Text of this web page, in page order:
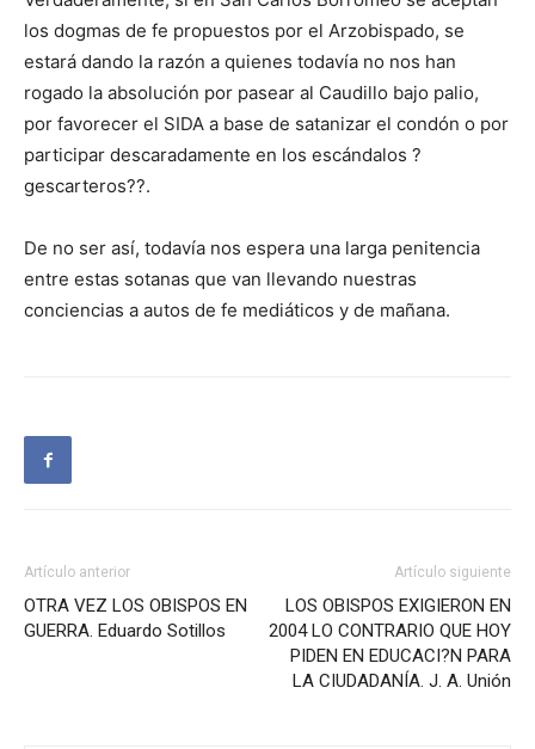
los dogmas de fe propuestos por el Arzobispado, se
estará dando la razón a quienes todavía no nos han
rogado la absolución por pasear al Caudillo bajo palio,
por favorecer el SIDA a base de satanizar el condón o por
participar descaradamente en los escándalos ?
gescarteros??.
De no ser así, todavía nos espera una larga penitencia
entre estas sotanas que van llevando nuestras
conciencias a autos de fe mediáticos y de mañana.
Artículo anterior
OTRA VEZ LOS OBISPOS EN
GUERRA. Eduardo Sotillos
Artículo siguiente
LOS OBISPOS EXIGIERON EN
2004 LO CONTRARIO QUE HOY
PIDEN EN EDUCACI?N PARA
LA CIUDADANÍA. J. A. Unión